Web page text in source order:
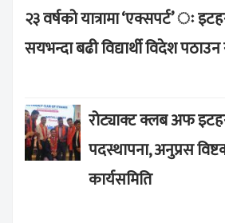
२३ वर्षको यात्रामा ‘एक्सपर्ट’ ः
सयभन्दा बढी विद्यार्थी विदेश
रोट्याक्ट क्लब अफ
पदस्थापना, अनुप्रस
कार्यसमिति